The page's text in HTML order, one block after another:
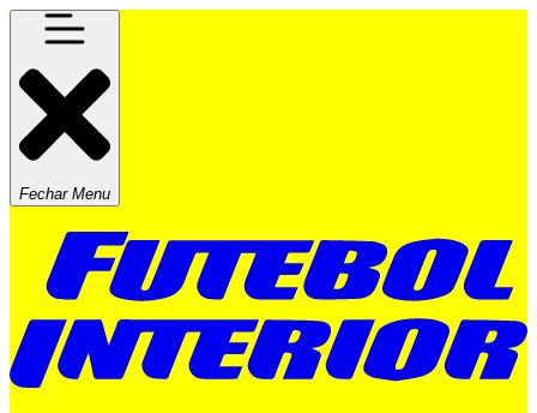
Fechar Menu